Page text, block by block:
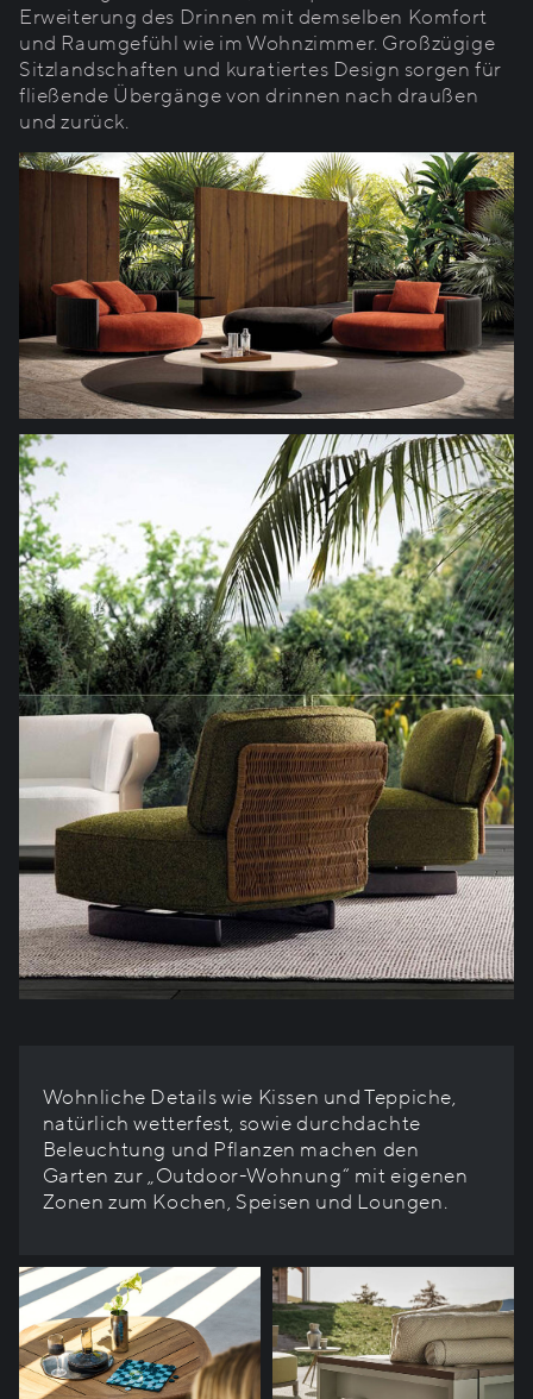
Erweiterung des Drinnen mit demselben Komfort
und Raumgefühl wie im Wohnzimmer. Großzügige
Sitzlandschaften und kuratiertes Design sorgen für
fließende Übergänge von drinnen nach draußen
und zurück.
Wohnliche Details wie Kissen und Teppiche,
natürlich wetterfest, sowie durchdachte
Beleuchtung und Pflanzen machen den
Garten zur „Outdoor-Wohnung“ mit eigenen
Zonen zum Kochen, Speisen und Loungen.